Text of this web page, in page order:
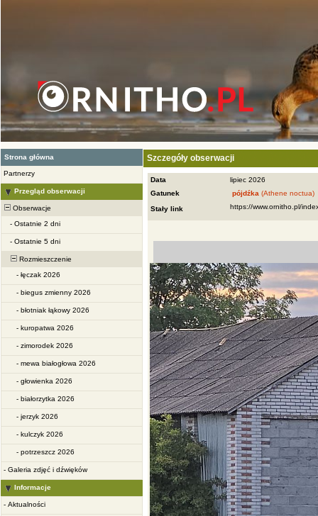
Strona główna
Partnerzy
Przegląd obserwacji
Obserwacje
- Ostatnie 2 dni
- Ostatnie 5 dni
Rozmieszczenie
- łęczak 2026
- biegus zmienny 2026
- błotniak łąkowy 2026
- kuropatwa 2026
- zimorodek 2026
- mewa białogłowa 2026
- głowienka 2026
- białorzytka 2026
- jerzyk 2026
- kulczyk 2026
- potrzeszcz 2026
- Galeria zdjęć i dźwięków
Informacje
- Aktualności
Szczegóły obserwacji
Data
lipiec 2026
Gatunek
pójdźka (Athene noctua)
Stały link